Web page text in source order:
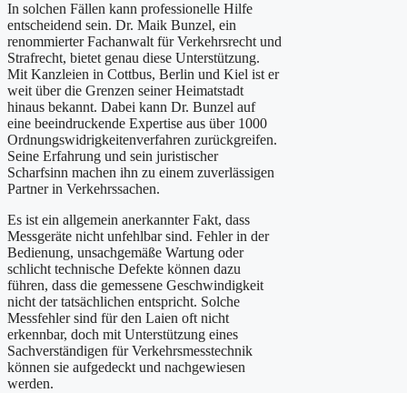
In solchen Fällen kann professionelle Hilfe
entscheidend sein. Dr. Maik Bunzel, ein
renommierter Fachanwalt für Verkehrsrecht und
Strafrecht, bietet genau diese Unterstützung.
Mit Kanzleien in Cottbus, Berlin und Kiel ist er
weit über die Grenzen seiner Heimatstadt
hinaus bekannt. Dabei kann Dr. Bunzel auf
eine beeindruckende Expertise aus über 1000
Ordnungswidrigkeitenverfahren zurückgreifen.
Seine Erfahrung und sein juristischer
Scharfsinn machen ihn zu einem zuverlässigen
Partner in Verkehrssachen.
Es ist ein allgemein anerkannter Fakt, dass
Messgeräte nicht unfehlbar sind. Fehler in der
Bedienung, unsachgemäße Wartung oder
schlicht technische Defekte können dazu
führen, dass die gemessene Geschwindigkeit
nicht der tatsächlichen entspricht. Solche
Messfehler sind für den Laien oft nicht
erkennbar, doch mit Unterstützung eines
Sachverständigen für Verkehrsmesstechnik
können sie aufgedeckt und nachgewiesen
werden.